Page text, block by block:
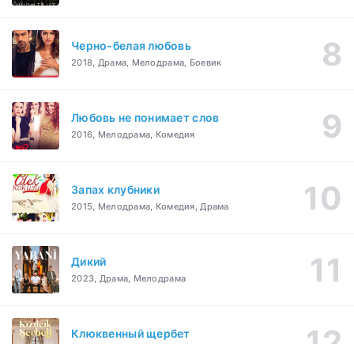
Черно-белая любовь
2018, Драма, Мелодрама, Боевик
Любовь не понимает слов
2016, Мелодрама, Комедия
Запах клубники
2015, Мелодрама, Комедия, Драма
Дикий
2023, Драма, Мелодрама
Клюквенный щербет